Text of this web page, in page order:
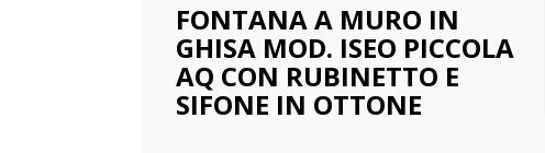
FONTANA A MURO IN
GHISA MOD. ISEO PICCOLA
AQ CON RUBINETTO E
SIFONE IN OTTONE